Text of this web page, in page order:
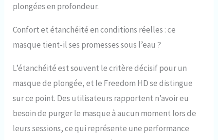
plongées en profondeur.
Confort et étanchéité en conditions réelles : ce
masque tient-il ses promesses sous l’eau ?
L’étanchéité est souvent le critère décisif pour un
masque de plongée, et le Freedom HD se distingue
sur ce point. Des utilisateurs rapportent n’avoir eu
besoin de purger le masque à aucun moment lors de
leurs sessions, ce qui représente une performance